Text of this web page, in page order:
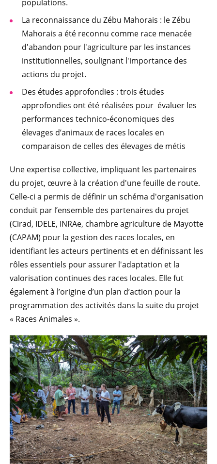
populations.
La reconnaissance du Zébu Mahorais : le Zébu
Mahorais a été reconnu comme race menacée
d'abandon pour l'agriculture par les instances
institutionnelles, soulignant l'importance des
actions du projet.
Des études approfondies : trois études
approfondies ont été réalisées pour évaluer les
performances technico-économiques des
élevages d’animaux de races locales en
comparaison de celles des élevages de métis
Une expertise collective, impliquant les partenaires
du projet, œuvre à la création d'une feuille de route.
Celle-ci a permis de définir un schéma d'organisation
conduit par l’ensemble des partenaires du projet
(Cirad, IDELE, INRAe, chambre agriculture de Mayotte
(CAPAM) pour la gestion des races locales, en
identifiant les acteurs pertinents et en définissant les
rôles essentiels pour assurer l'adaptation et la
valorisation continues des races locales. Elle fut
également à l’origine d’un plan d’action pour la
programmation des activités dans la suite du projet
« Races Animales ».